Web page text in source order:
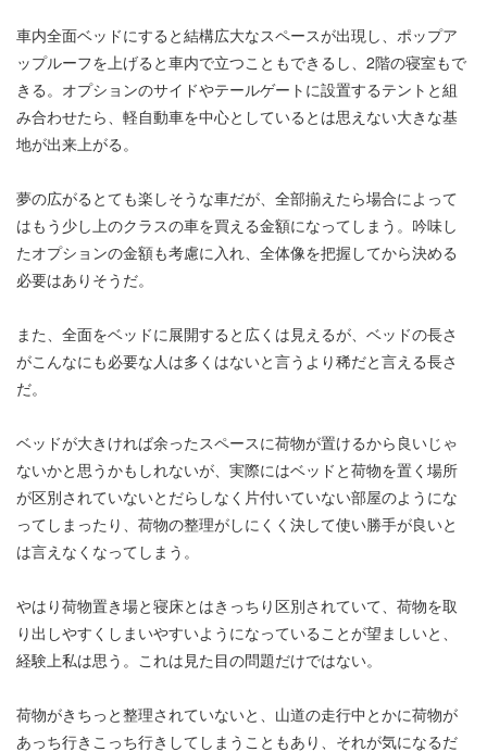
車内全面ベッドにすると結構広大なスペースが出現し、ポップア
ップルーフを上げると車内で立つこともできるし、2階の寝室もで
きる。オプションのサイドやテールゲートに設置するテントと組
み合わせたら、軽自動車を中心としているとは思えない大きな基
地が出来上がる。
夢の広がるとても楽しそうな車だが、全部揃えたら場合によって
はもう少し上のクラスの車を買える金額になってしまう。吟味し
たオプションの金額も考慮に入れ、全体像を把握してから決める
必要はありそうだ。
また、全面をベッドに展開すると広くは見えるが、ベッドの長さ
がこんなにも必要な人は多くはないと言うより稀だと言える長さ
だ。
ベッドが大きければ余ったスペースに荷物が置けるから良いじゃ
ないかと思うかもしれないが、実際にはベッドと荷物を置く場所
が区別されていないとだらしなく片付いていない部屋のようにな
ってしまったり、荷物の整理がしにくく決して使い勝手が良いと
は言えなくなってしまう。
やはり荷物置き場と寝床とはきっちり区別されていて、荷物を取
り出しやすくしまいやすいようになっていることが望ましいと、
経験上私は思う。これは見た目の問題だけではない。
荷物がきちっと整理されていないと、山道の走行中とかに荷物が
あっち行きこっち行きしてしまうこともあり、それが気になるだ